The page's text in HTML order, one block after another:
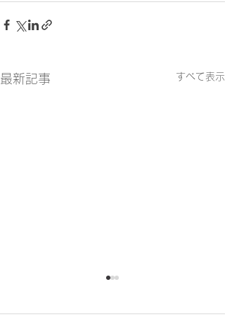
最新記事 すべて表示